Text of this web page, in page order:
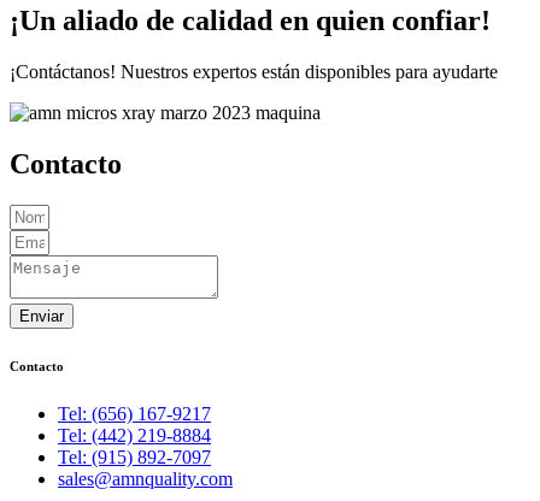
¡Un aliado de calidad en quien confiar!
¡Contáctanos! Nuestros expertos están disponibles para ayudarte
Contacto
Enviar
Contacto
Tel: (656) 167-9217
Tel: (442) 219-8884
Tel: (915) 892-7097
sales@amnquality.com